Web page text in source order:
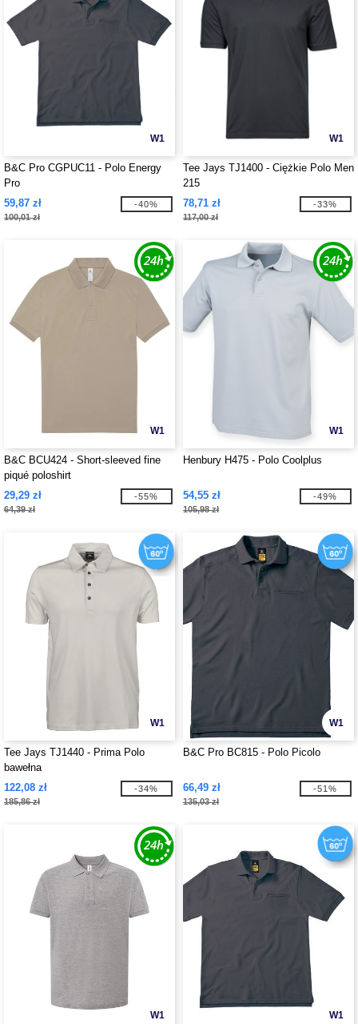
W1
B&C Pro CGPUC11 - Polo Energy
Pro
59,87 zł
100,01 zł
-40%
W1
Tee Jays TJ1400 - Ciężkie Polo Men
215
78,71 zł
117,00 zł
-33%
W1
B&C BCU424 - Short-sleeved fine
piqué poloshirt
29,29 zł
64,39 zł
-55%
W1
Henbury H475 - Polo Coolplus
54,55 zł
105,98 zł
-49%
W1
Tee Jays TJ1440 - Prima Polo
bawełna
122,08 zł
185,86 zł
-34%
W1
B&C Pro BC815 - Polo Picolo
66,49 zł
135,03 zł
-51%
W1 W1